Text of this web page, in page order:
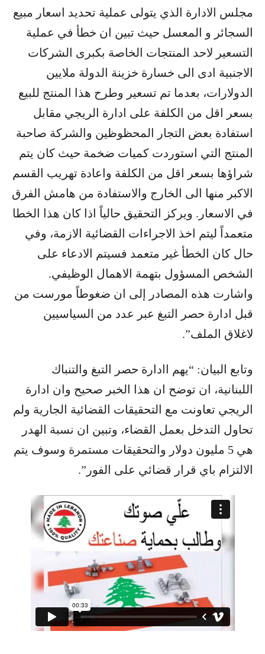
مجلس الادارة الذي يتولى عملية تحديد اسعار مبيع
السجائر و المعسل حيث تبين ان خطأ في عملية
التسعير لاحد المنتجات الخاصة بكبرى الشركات
الاجنبية ادى الى خسارة خزينة الدولة ملايين
الدولارات، بعدما تم تسعير وطرح هذا المنتج للبيع
بسعر اقل من الكلفة على ادارة الريجي مقابل
استفادة بعض التجار المحظوظين والشركة صاحبة
المنتج التي استوردت كميات ضخمة حيث كان يتم
شراؤها بسعر اقل من الكلفة واعادة تهريب القسم
الاكبر منها الى الخارج والاستفادة من هامش الفرق
في الاسعار. ويركز التحقيق حالياً اذا كان هذا الخطا
متعمداً ليتم اخذ الاجراءات القضائية الازمة، وفي
حال كان الخطأ غير متعمد فسيتم الادعاء على
الشخص المسؤول بتهمة الاهمال الوظيفي.
واشارت هذه المصادر إلى ان ضغوطاً مورست من
قبل ادارة حصر التبغ عبر عدد من السياسيين
لاغلاق الملف”.
وتابع البيان: “يهم اادارة حصر التبغ والتنباك
اللبنانية، ان توضح ان هذا الخبر صحيح وان ادارة
الريجي تعاونت مع التحقيقات القضائية الجارية ولم
تحاول التدخل بعمل القضاء، وتبين ان نسبة الهدر
هي 5 مليون دولار والتحقيقات مستمرة وسوف يتم
الالتزام باي قرار قضائي على الفور”.